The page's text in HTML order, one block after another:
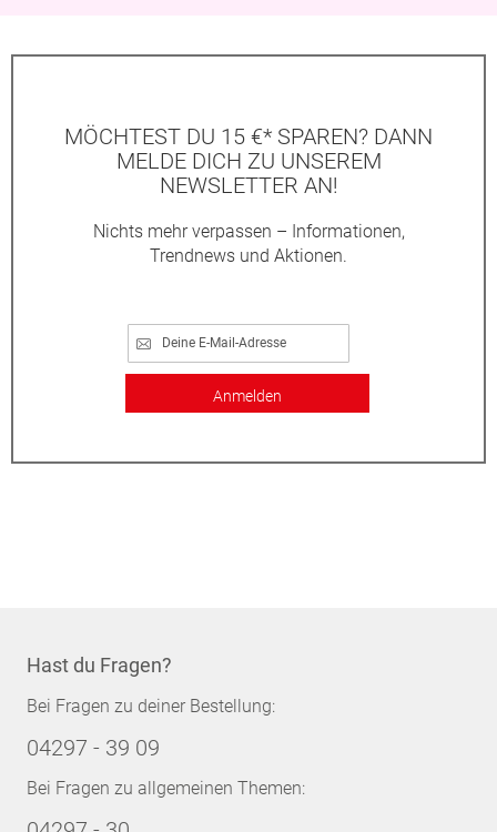
MÖCHTEST DU 15 €* SPAREN? DANN
MELDE DICH ZU UNSEREM
NEWSLETTER AN!
Nichts mehr verpassen – Informationen,
Trendnews und Aktionen.
Anmelden
Hast du Fragen?
Bei Fragen zu deiner Bestellung:
04297 - 39 09
Bei Fragen zu allgemeinen Themen: